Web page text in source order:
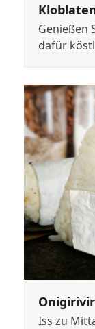
Genießen
dafür
Iss zu